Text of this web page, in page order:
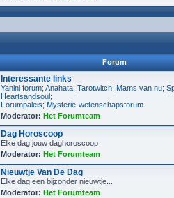
Forum
Interessante links
Yanini forum; Anahata; Tarotwitch; Mams van nu;
Heartsandsoul;
Forumpaleis; Mysterie-wetenschapsforum
Moderator: Het Forumteam
Dag Horoscoop
Elke dag jouw daghoroscoop
Moderator: Het Forumteam
Nieuwtje Van De Dag
Elke dag een bijzonder nieuwtje...
Moderator: Het Forumteam